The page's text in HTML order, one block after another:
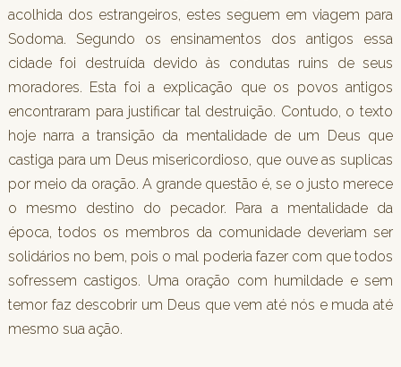
acolhida dos estrangeiros, estes seguem em viagem para
Sodoma. Segundo os ensinamentos dos antigos essa
cidade foi destruída devido às condutas ruins de seus
moradores. Esta foi a explicação que os povos antigos
encontraram para justificar tal destruição. Contudo, o texto
hoje narra a transição da mentalidade de um Deus que
castiga para um Deus misericordioso, que ouve as suplicas
por meio da oração. A grande questão é, se o justo merece
o mesmo destino do pecador. Para a mentalidade da
época, todos os membros da comunidade deveriam ser
solidários no bem, pois o mal poderia fazer com que todos
sofressem castigos. Uma oração com humildade e sem
temor faz descobrir um Deus que vem até nós e muda até
mesmo sua ação.